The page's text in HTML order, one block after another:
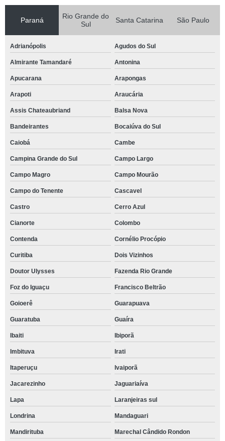
Paraná
Rio Grande do
Sul
Santa Catarina São Paulo
Adrianópolis Agudos do Sul
Almirante Tamandaré Antonina
Apucarana Arapongas
Arapoti Araucária
Assis Chateaubriand Balsa Nova
Bandeirantes Bocaiúva do Sul
Caiobá Cambe
Campina Grande do Sul Campo Largo
Campo Magro Campo Mourão
Campo do Tenente Cascavel
Castro Cerro Azul
Cianorte Colombo
Contenda Cornélio Procópio
Curitiba Dois Vizinhos
Doutor Ulysses Fazenda Rio Grande
Foz do Iguaçu Francisco Beltrão
Goioerê Guarapuava
Guaratuba Guaíra
Ibaiti Ibiporã
Imbituva Irati
Itaperuçu Ivaiporã
Jacarezinho Jaguariaíva
Lapa Laranjeiras sul
Londrina Mandaguari
Mandirituba Marechal Cândido Rondon